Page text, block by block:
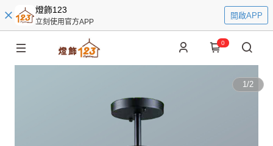
燈飾123
立刻使用官方APP
開啟APP
0
1/2